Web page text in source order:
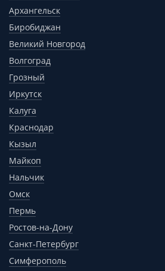
Архангельск
Биробиджан
Великий Новгород
Волгоград
Грозный
Иркутск
Калуга
Краснодар
Кызыл
Майкоп
Нальчик
Омск
Пермь
Ростов-на-Дону
Санкт-Петербург
Симферополь